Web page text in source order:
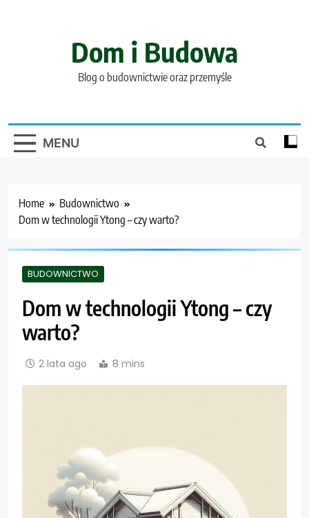
Dom i Budowa
Blog o budownictwie oraz przemyśle
MENU
Home
Budownictwo
Dom w technologii Ytong – czy warto?
BUDOWNICTWO
Dom w technologii Ytong – czy
warto?
2 lata ago 8 mins